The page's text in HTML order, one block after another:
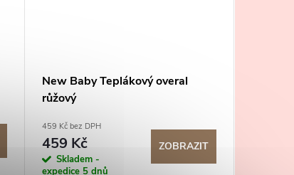
New Baby Teplákový overal
růžový
459 Kč bez DPH
459 Kč
Skladem -
expedice 5 dnů
ZOBRAZIT